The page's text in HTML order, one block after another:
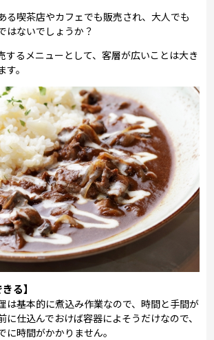
る喫茶店やカフェでも販売され、大人でも
はないでしょうか？
するメニューとして、客層が広いことは大き
。
る】
は基本的に煮込み作業なので、時間と手間が
に仕込んでおけば容器によそうだけなので、
に時間がかかりません。